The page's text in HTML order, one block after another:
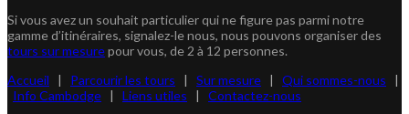
Si vous avez un souhait particulier qui ne figure pas parmi notre
gamme d’itinéraires, signalez-le nous, nous pouvons organiser des
tours sur mesurepour vous, de 2 à 12 personnes.
Accueil | Parcourir les tours | Sur mesure | Qui sommes-nous |
Info Cambodge | Liens utiles | Contactez-nous